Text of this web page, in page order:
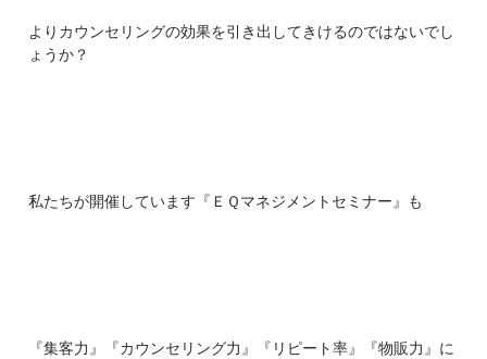
よりカウンセリングの効果を引き出してきけるのではないでし
ょうか？
私たちが開催しています『ＥＱマネジメントセミナー』も
『集客力』『カウンセリング力』『リピート率』『物販力』に